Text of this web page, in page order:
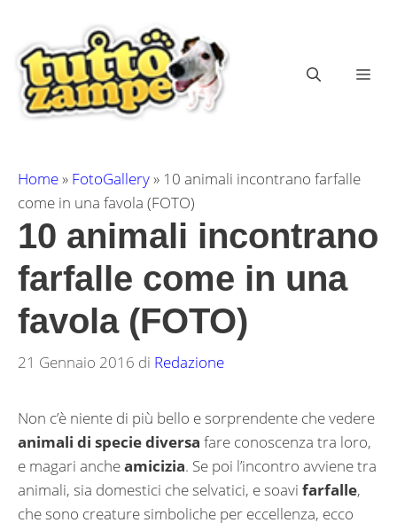
contenuto
Home» FotoGallery» 10 animali incontrano farfalle
come in una favola (FOTO)
10 animali incontrano
farfalle come in una
favola (FOTO)
21 Gennaio 2016 di Redazione
Non c’è niente di più bello e sorprendente che vedere
animali di specie diversa fare conoscenza tra loro,
e magari ancheamicizia. Se poi l’incontro avviene tra
animali, sia domestici che selvatici, e soavi farfalle,
che sono creature simboliche per eccellenza, ecco